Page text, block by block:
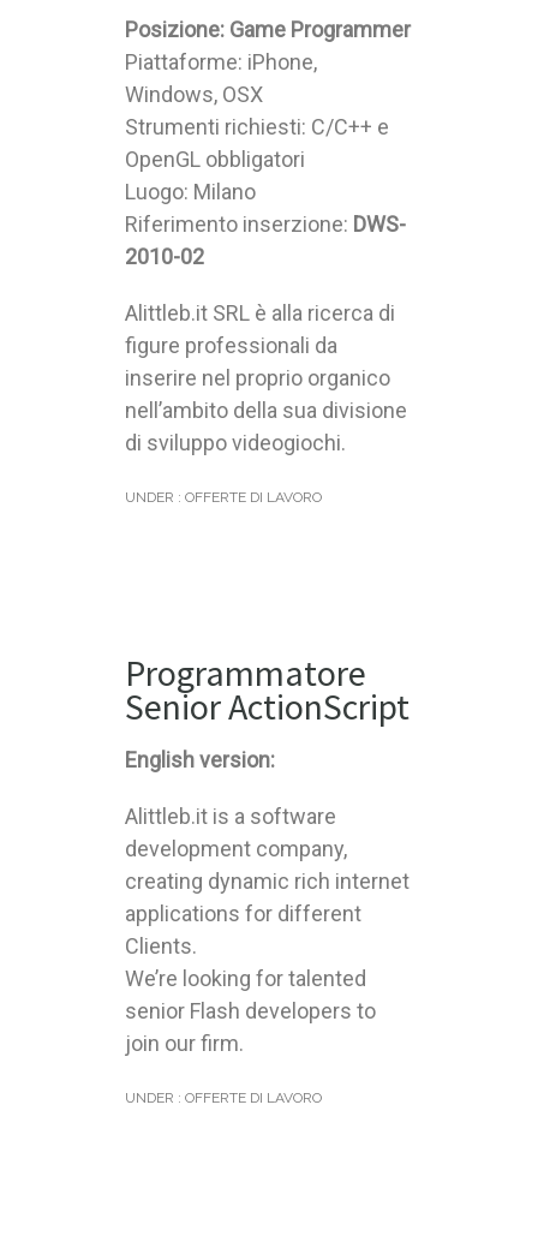
Posizione: Game Programmer
Piattaforme: iPhone,
Windows, OSX
Strumenti richiesti: C/C++ e
OpenGL obbligatori
Luogo: Milano
Riferimento inserzione: DWS-
2010-02
Alittleb.it SRL è alla ricerca di
figure professionali da
inserire nel proprio organico
nell’ambito della sua divisione
di sviluppo videogiochi.
UNDER : OFFERTE DI LAVORO
Programmatore
Senior ActionScript
English version:
Alittleb.it is a software
development company,
creating dynamic rich internet
applications for different
Clients.
We’re looking for talented
senior Flash developers to
join our firm.
UNDER : OFFERTE DI LAVORO